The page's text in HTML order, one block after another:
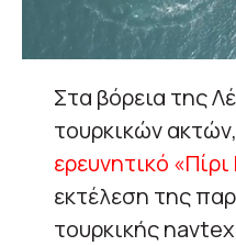
Στα βόρεια της
τουρκικών
ερευνητικό «Πίρι
εκτέλεση της
τουρκικής